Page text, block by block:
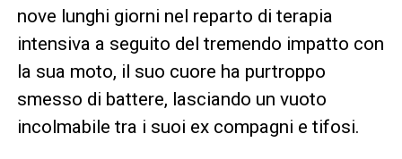
nove lunghi giorni nel reparto di terapia
intensiva a seguito del tremendo impatto con
la sua moto, il suo cuore ha purtroppo
smesso di battere, lasciando un vuoto
incolmabile tra i suoi ex compagni e tifosi.